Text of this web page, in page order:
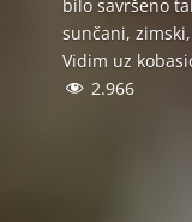
bilo savršeno
sunčani,
Vidim uz
2.966